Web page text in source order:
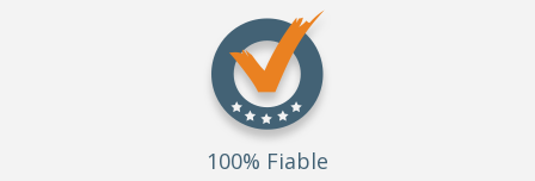
100% Fiable